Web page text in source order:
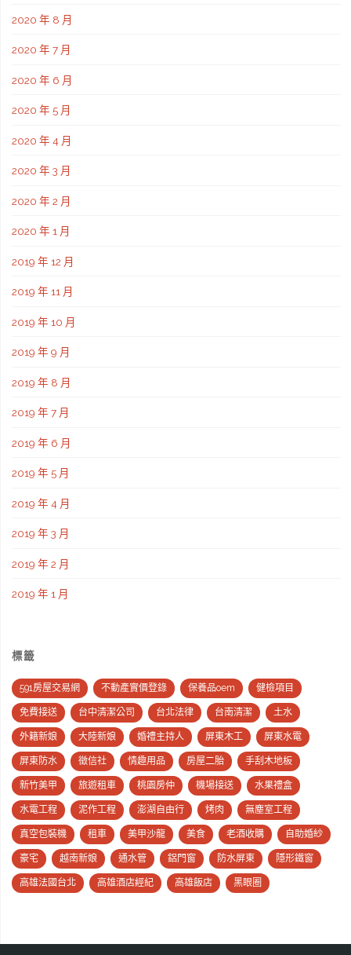
2020 年 8 月
2020 年 7 月
2020 年 6 月
2020 年 5 月
2020 年 4 月
2020 年 3 月
2020 年 2 月
2020 年 1 月
2019 年 12 月
2019 年 11 月
2019 年 10 月
2019 年 9 月
2019 年 8 月
2019 年 7 月
2019 年 6 月
2019 年 5 月
2019 年 4 月
2019 年 3 月
2019 年 2 月
2019 年 1 月
標籤
591房屋交易網 不動產實價登錄 保養品oem 健檢項目
免費接送 台中清潔公司 台北法律 台南清潔 土水
外籍新娘 大陸新娘 婚禮主持人 屏東木工 屏東水電
屏東防水 徵信社 情趣用品 房屋二胎 手刮木地板
新竹美甲 旅遊租車 桃園房仲 機場接送 水果禮盒
水電工程 泥作工程 澎湖自由行 烤肉 無塵室工程
真空包裝機 租車 美甲沙龍 美食 老酒收購 自助婚紗
豪宅 越南新娘 通水管 鋁門窗 防水屏東 隱形鐵窗
高雄法國台北 高雄酒店經紀 高雄飯店 黑眼圈